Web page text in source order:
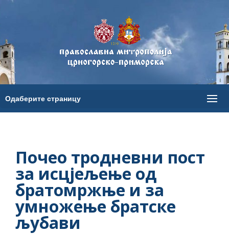
Почео тродневни пост
за исцјељење од
братомржње и за
умножење братске
љубави